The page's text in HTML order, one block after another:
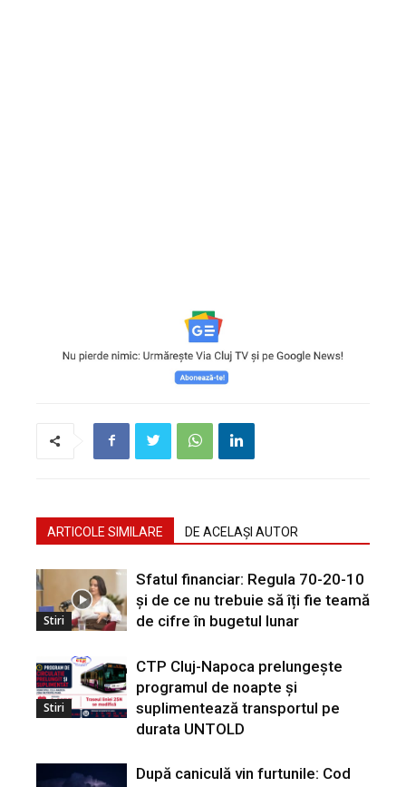
ARTICOLE SIMILARE DE ACELAȘI AUTOR
Stiri
Sfatul financiar: Regula 70-20-10
și de ce nu trebuie să îți fie teamă
de cifre în bugetul lunar
Stiri
CTP Cluj-Napoca prelungește
programul de noapte și
suplimentează transportul pe
durata UNTOLD
După caniculă vin furtunile: Cod